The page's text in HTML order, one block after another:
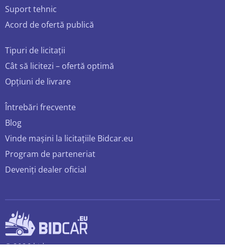
Suport tehnic
Acord de ofertă publică
Tipuri de licitații
Cât să licitezi – ofertă optimă
Opțiuni de livrare
Întrebări frecvente
Blog
Vinde mașini la licitațiile Bidcar.eu
Program de parteneriat
Deveniți dealer oficial